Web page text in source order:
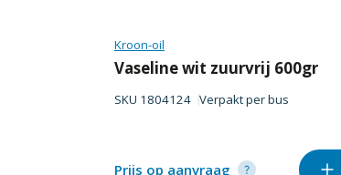
Kroon-oil
Vaseline wit zuurvrij 600gr
SKU 1804124 Verpakt perbus
Prijs op aanvraag